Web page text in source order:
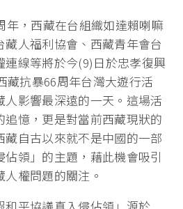
年，西藏在台組織如達賴喇嘛
人福利協會、西藏青年會台
連線等將於今(9)日於忠孝復興
藏抗暴66周年台灣大遊行活
影響最深遠的一天。這場活
憶，更是對當前西藏現狀的
自古以來就不是中國的一部
領」的主題，藉此機會吸引
權問題的關注。